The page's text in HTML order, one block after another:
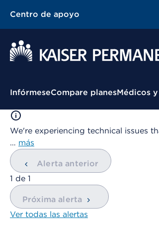
Centro de apoyo
Menú contextual
InfórmeseCompare planesMédicos
We're experiencing technical issues
… más
Alerta anterior
mostrando
1 de 1
Próxima alerta
Ver todas las alertas